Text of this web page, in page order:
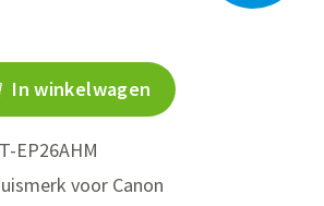
In winkelwagen
EP26AHM
voor Canon